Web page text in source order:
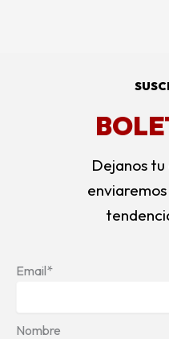
Dejanos
Email*
Nombre